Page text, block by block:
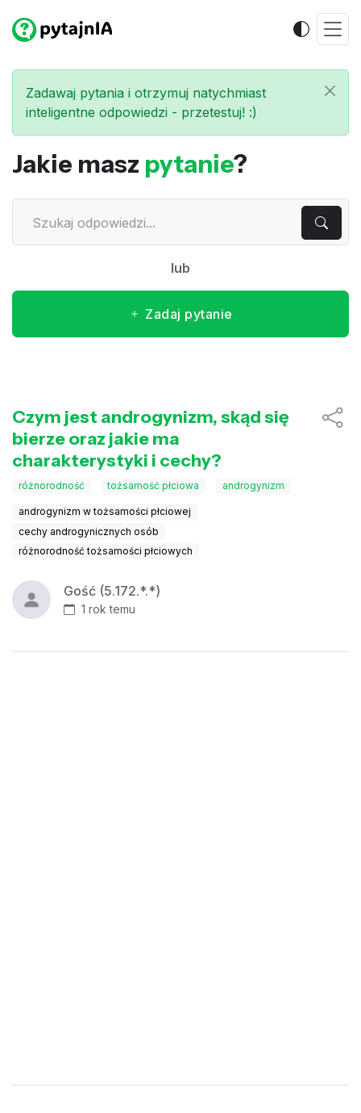
Zadawaj pytania i otrzymuj natychmiast
inteligentne odpowiedzi - przetestuj! :)
Jakie masz pytanie?
lub
Zadaj pytanie
Czym jest androgynizm, skąd się
bierze oraz jakie ma
charakterystyki i cechy?
różnorodność tożsamość płciowa androgynizm
androgynizm w tożsamości płciowej
cechy androgynicznych osób
różnorodność tożsamości płciowych
Gość (5.172.*.*)
1 rok temu